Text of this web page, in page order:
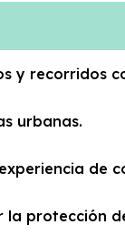
y recorridos
urbanas.
de
protección